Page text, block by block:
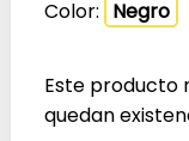
Color: Negro
Este producto
quedan